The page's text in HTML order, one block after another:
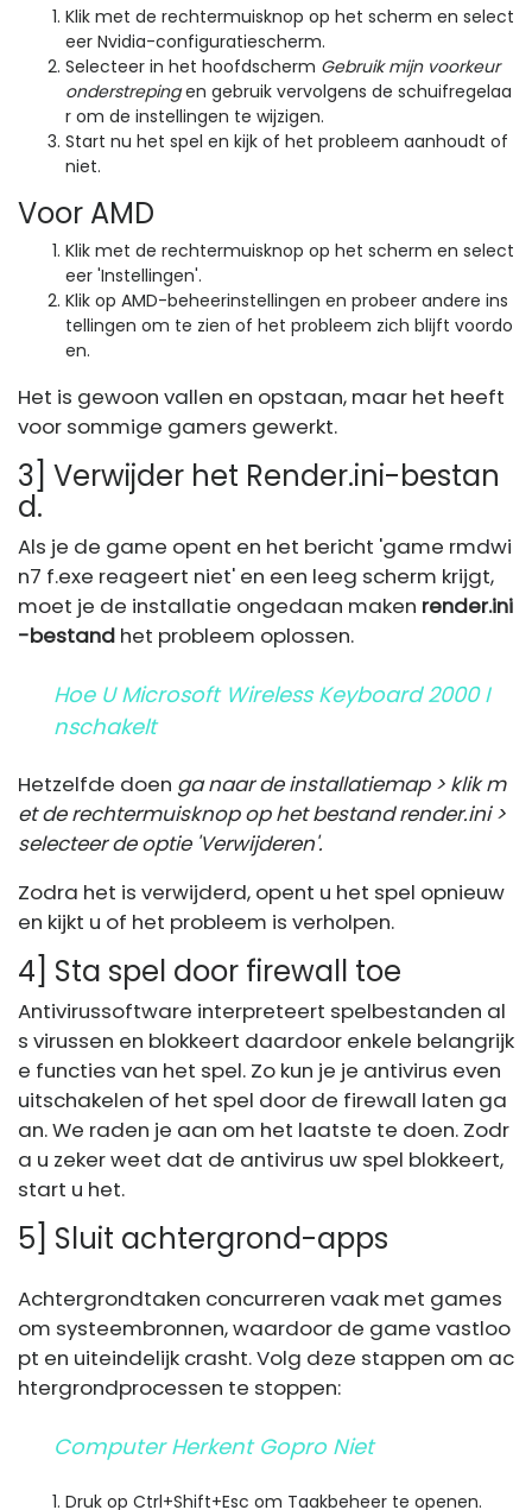
Klik met de rechtermuisknop op het scherm en select
eer Nvidia-configuratiescherm.
Selecteer in het hoofdscherm Gebruik mijn voorkeur
onderstrepingen gebruik vervolgens de schuifregelaa
r om de instellingen te wijzigen.
Start nu het spel en kijk of het probleem aanhoudt of
niet.
Voor AMD
Klik met de rechtermuisknop op het scherm en select
eer 'Instellingen'.
Klik op AMD-beheerinstellingen en probeer andere ins
tellingen om te zien of het probleem zich blijft voordo
en.
Het is gewoon vallen en opstaan, maar het heeft
voor sommige gamers gewerkt.
3] Verwijder het Render.ini-bestan
d.
Als je de game opent en het bericht 'game rmdwi
n7 f.exe reageert niet' en een leeg scherm krijgt,
moet je de installatie ongedaan maken render.ini
-bestand het probleem oplossen.
Hoe U Microsoft Wireless Keyboard 2000 I
Nschakelt
Hetzelfde doen ga naar de installatiemap > klik m
et de rechtermuisknop op het bestandrender.ini>
selecteer de optie 'Verwijderen'.
Zodra het is verwijderd, opent u het spel opnieuw
en kijkt u of het probleem is verholpen.
4] Sta spel door firewall toe
Antivirussoftware interpreteert spelbestanden al
s virussen en blokkeert daardoor enkele belangrijk
e functies van het spel. Zo kun je je antivirus even
uitschakelen of het spel door de firewall laten ga
an. We raden je aan om het laatste te doen. Zodr
a u zeker weet dat de antivirus uw spel blokkeert,
start u het.
5] Sluit achtergrond-apps
Achtergrondtaken concurreren vaak met games
om systeembronnen, waardoor de game vastloo
pt en uiteindelijk crasht. Volg deze stappen om ac
htergrondprocessen te stoppen:
Computer Herkent Gopro Niet
Druk op Ctrl+Shift+Esc om Taakbeheer te openen.